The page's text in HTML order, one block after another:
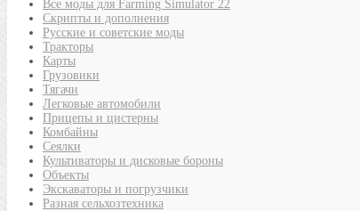
Все моды для Farming Simulator 22
Скрипты и дополнения
Русские и советские моды
Тракторы
Карты
Грузовики
Тягачи
Легковые автомобили
Прицепы и цистерны
Комбайны
Сеялки
Культиваторы и дисковые бороны
Объекты
Экскаваторы и погрузчики
Разная сельхозтехника